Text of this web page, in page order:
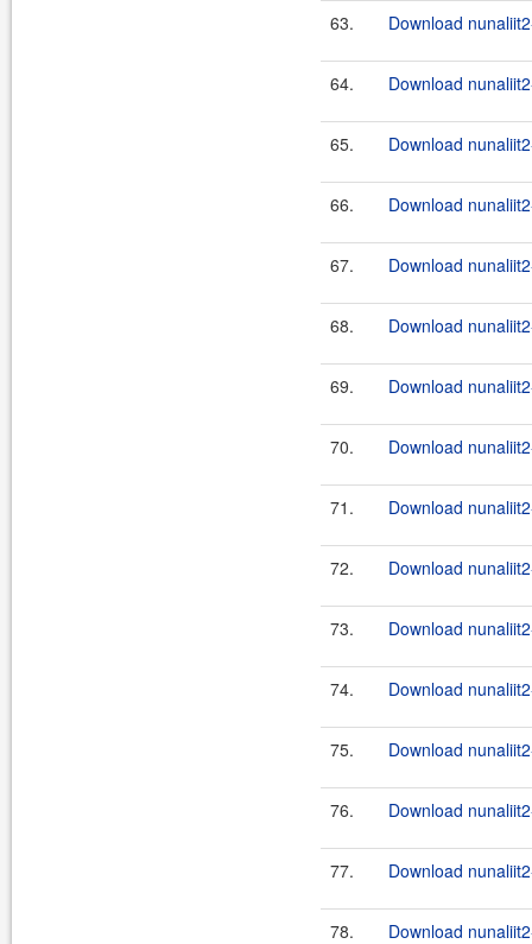
63. Download
64. Download
65. Download
66. Download
67. Download
68. Download
69. Download
70. Download
71. Download
72. Download
73. Download
74. Download
75. Download
76. Download
77. Download
78. Download